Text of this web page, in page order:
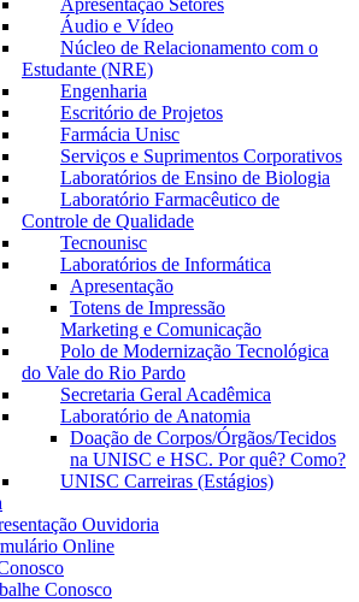
Apresentação Setores
Áudio e Vídeo
Núcleo de Relacionamento com o
Estudante (NRE)
Engenharia
Escritório de Projetos
Farmácia Unisc
Serviços e Suprimentos Corporativos
Laboratórios de Ensino de Biologia
Laboratório Farmacêutico de
Controle de Qualidade
Tecnounisc
Laboratórios de Informática
Apresentação
Totens de Impressão
Marketing e Comunicação
Polo de Modernização Tecnológica
do Vale do Rio Pardo
Secretaria Geral Acadêmica
Laboratório de Anatomia
Doação de Corpos/Órgãos/Tecidos
na UNISC e HSC. Por quê? Como?
UNISC Carreiras (Estágios)
Ouvidoria
Online
Conosco